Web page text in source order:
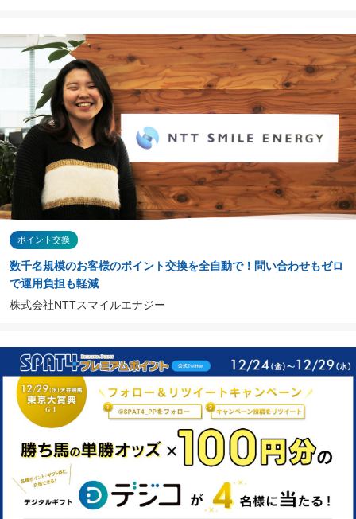
ポイント交換
数千名規模のお客様のポイント交換を全自動で！問い合わせもゼロ
で運用負担も軽減
株式会社NTTスマイルエナジー